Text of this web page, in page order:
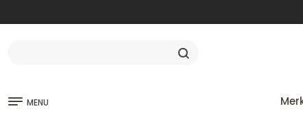
MENU